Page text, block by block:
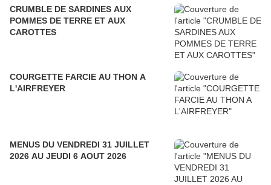
CRUMBLE DE SARDINES AUX
POMMES DE TERRE ET AUX
CAROTTES
COURGETTE FARCIE AU THON A
L'AIRFREYER
MENUS DU VENDREDI 31 JUILLET
2026 AU JEUDI 6 AOUT 2026